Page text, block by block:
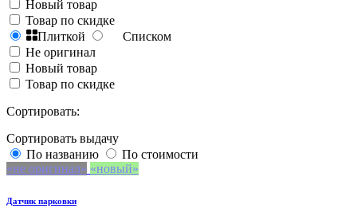
Новый товар
Товар по скидке
Плиткой
Списком
Не оригинал
Новый товар
Товар по скидке
Сортировать:
Сортировать выдачу
По названию
По стоимости
не оригинал
новый
Датчик парковки